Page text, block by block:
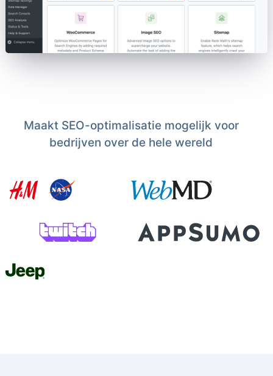
Maakt SEO-optimalisatie mogelijk voor
bedrijven over de hele wereld